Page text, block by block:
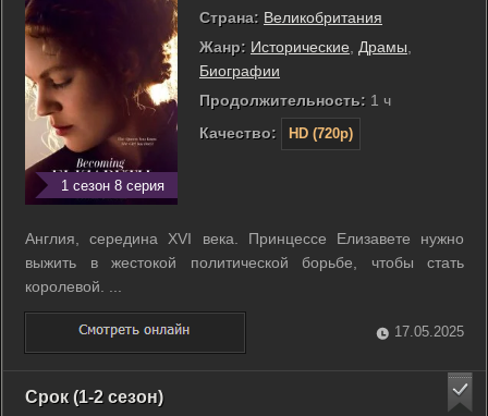
1 сезон 8 серия
Страна: Великобритания
Жанр: Исторические Драмы
Биографии
Продолжительность: 1 ч
Качество:
HD (720p)
Англия, середина XVI века. Принцессе Елизавете нужно
выжить в жестокой политической борьбе, чтобы стать
королевой. ...
17.05.2025
Срок (1-2 сезон)